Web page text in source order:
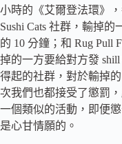
小時的《艾爾登法環》
Sushi Cats 社群，輸掉
的 10 分鐘；和 Rug Pull
掉的一方要給對方發
得起的社群，對於輸掉的
次我們也都接受了懲罰
一個類似的活動，即便
是心甘情願的。